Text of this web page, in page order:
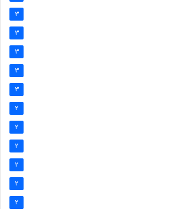
3
3
3
3
3
2
2
2
2
2
2